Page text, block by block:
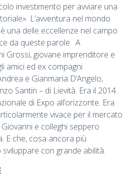
investimento per avviare una
L’avventura nel mondo
una delle eccellenze nel campo
da queste parole. A
Grossi, giovane imprenditore e
amici ed ex compagni
e Gianmaria D’Angelo,
Santin – di Lievità. Era il 2014.
di Expo all’orizzonte. Era
vivace per il mercato
e colleghi seppero
E che, cosa ancora più
con grande abilità.